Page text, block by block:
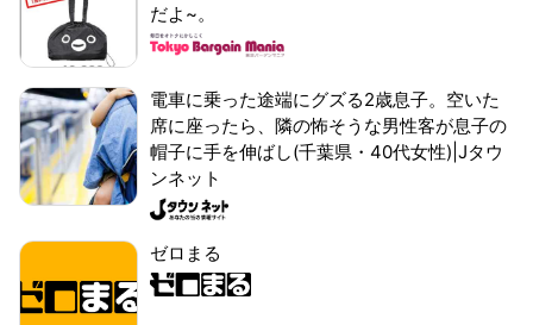
だよ~。
電車に乗った途端にグズる2歳息子。空いた
席に座ったら、隣の怖そうな男性客が息子の
帽子に手を伸ばし(千葉県・40代女性)|Jタウ
ンネット
ゼロまる